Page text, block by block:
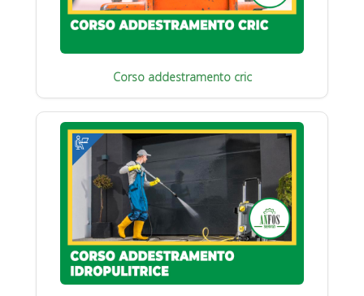
Corso addestramento cric